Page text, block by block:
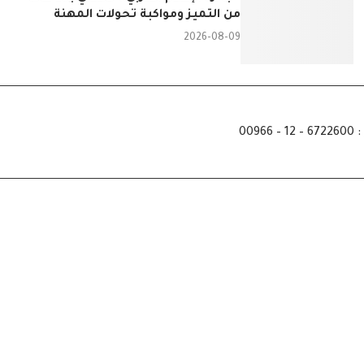
من التميز ومواكبة تحولات المهنة
2026-08-09